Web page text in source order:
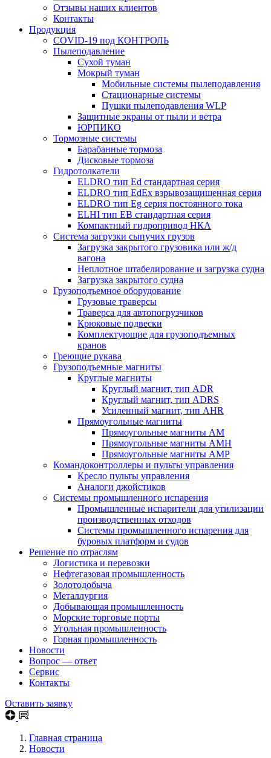
Отзывы наших клиентов
Контакты
Продукция
COVID-19 под КОНТРОЛЬ
Пылеподавление
Сухой туман
Мокрый туман
Мобильные системы пылеподавления
Стационарные системы
Пушки пылеподавления WLP
Защитные экраны от пыли и ветра
ЮРПИКО
Тормозные системы
Барабанные тормоза
Дисковые тормоза
Гидротолкатели
ELDRO тип Ed стандартная серия
ELDRO тип EdEx взрывозащищенная серия
ELDRO тип Eg серия постоянного тока
ELHI тип ЕВ стандартная серия
Компактный гидропривод НКА
Система загрузки сыпучих грузов
Загрузка закрытого грузовика или ж/д
вагона
Неплотное штабелирование и загрузка судна
Загрузка закрытого судна
Грузоподъемное оборудование
Грузовые траверсы
Траверса для автопогрузчиков
Крюковые подвески
Комплектующие для грузоподъемных
кранов
Греющие рукава
Грузоподъемные магниты
Круглые магниты
Круглый магнит, тип ADR
Круглый магнит, тип ADRS
Усиленный магнит, тип AHR
Прямоугольные магниты
Прямоугольные магниты AM
Прямоугольные магниты AMH
Прямоугольные магниты AMP
Командоконтроллеры и пульты управления
Кресло пульты управления
Аналоги джойстиков
Системы промышленного испарения
Промышленные испарители для утилизации
производственных отходов
Системы промышленного испарения для
буровых платформ и судов
Решение по отраслям
Логистика и перевозки
Нефтегазовая промышленность
Золотодобыча
Металлургия
Добывающая промышленность
Морские торговые порты
Угольная промышленность
Горная промышленность
Новости
Вопрос — ответ
Сервис
Контакты
Оставить заявку
Главная страница
Новости